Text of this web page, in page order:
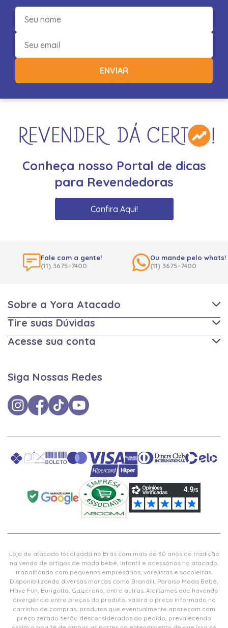
ENVIAR
Conheça nosso Portal de dicas
para Revendedoras
Confira Aqui!
Fale com a gente!
(11) 3675-7400
Ou mande pelo whats!
(11) 3675-7400
Sobre a Yora Atacado
Tire suas Dúvidas
Acesse sua conta
Siga Nossas Redes
Loja de atacado localizada no Brás com mais de 30 anos de tradição
na venda de artigos de moda bebê, infantil e acessórios no atacado,
trabalhando com pequenos empresários, varejistas e sacoleiras.
Disponibilizando diversas marcas como Brandili, Paraíso Moda Bebê,
Have Fun, Burigotto, Galzerano, entre outras. Alertamos que havendo
divergência entre preços do produto, valerá o preço informado no
carrinho de compras, produtos que eventualmente apareçam com
preço zerado serão desconsiderados do pedido, prevalecendo